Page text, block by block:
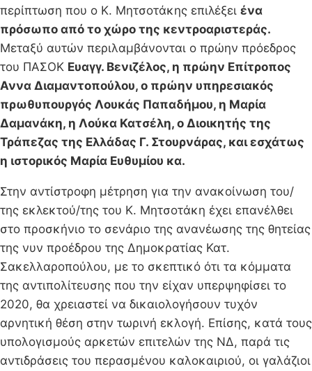
περίπτωση που ο Κ. Μητσοτάκης επιλέξει ένα
πρόσωπο από το χώρο της κεντροαριστεράς.
Μεταξύ αυτών περιλαμβάνονται ο πρώην πρόεδρος
του ΠΑΣΟΚ Ευαγγ. Βενιζέλος, η πρώην Επίτροπος
Αννα Διαμαντοπούλου, ο πρώην υπηρεσιακός
πρωθυπουργός Λουκάς Παπαδήμου, η Μαρία
Δαμανάκη, η Λούκα Κατσέλη, ο Διοικητής της
Τράπεζας της Ελλάδας Γ. Στουρνάρας, και εσχάτως
η ιστορικός Μαρία Ευθυμίου κα.
Στην αντίστροφη μέτρηση για την ανακοίνωση του/
της εκλεκτού/της του Κ. Μητσοτάκη έχει επανέλθει
στο προσκήνιο το σενάριο της ανανέωσης της θητείας
της νυν προέδρου της Δημοκρατίας Κατ.
Σακελλαροπούλου, με το σκεπτικό ότι τα κόμματα
της αντιπολίτευσης που την είχαν υπερψηφίσει το
2020, θα χρειαστεί να δικαιολογήσουν τυχόν
αρνητική θέση στην τωρινή εκλογή. Επίσης, κατά τους
υπολογισμούς αρκετών επιτελών της ΝΔ, παρά τις
αντιδράσεις του περασμένου καλοκαιριού, οι γαλάζιοι